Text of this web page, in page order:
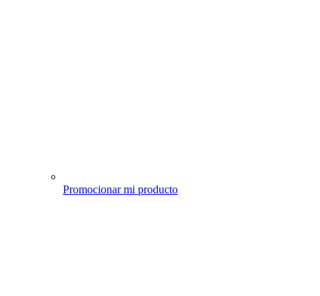
Promocionar mi producto